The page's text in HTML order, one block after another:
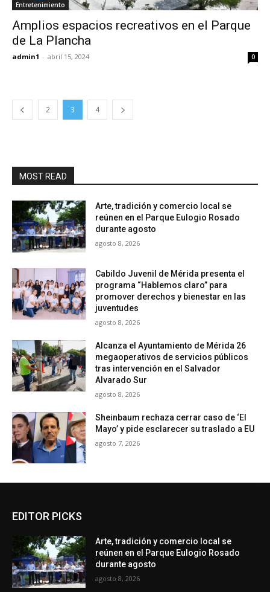
Entretenimiento
Amplios espacios recreativos en el Parque
de La Plancha
admin1 - abril 15, 2024 0
2 3 4
MOST READ
Arte, tradición y comercio local se
reúnen en el Parque Eulogio Rosado
durante agosto
agosto 8, 2026
Cabildo Juvenil de Mérida presenta el
programa “Hablemos claro” para
promover derechos y bienestar en las
juventudes
agosto 8, 2026
Alcanza el Ayuntamiento de Mérida 26
megaoperativos de servicios públicos
tras intervención en el Salvador
Alvarado Sur
agosto 8, 2026
Sheinbaum rechaza cerrar caso de ‘El
Mayo’ y pide esclarecer su traslado a EU
agosto 7, 2026
EDITOR PICKS
Arte, tradición y comercio local se
reúnen en el Parque Eulogio Rosado
durante agosto
agosto 8, 2026